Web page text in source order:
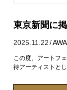
東京新聞に
2025.11.22 /
この度、アートフ
待アーティストと